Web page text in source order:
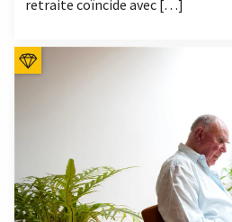
retraite coïncide avec […]